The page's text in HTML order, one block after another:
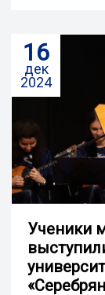
16
дек
2024
Ученики